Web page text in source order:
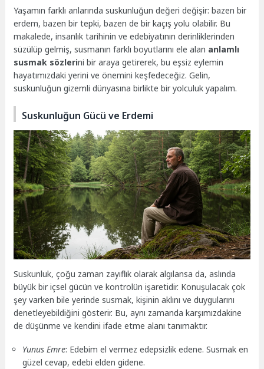
Yaşamın farklı anlarında suskunluğun değeri değişir: bazen bir
erdem, bazen bir tepki, bazen de bir kaçış yolu olabilir. Bu
makalede, insanlık tarihinin ve edebiyatının derinliklerinden
süzülüp gelmiş, susmanın farklı boyutlarını ele alan anlamlı
susmak sözlerini bir araya getirerek, bu eşsiz eylemin
hayatımızdaki yerini ve önemini keşfedeceğiz. Gelin,
suskunluğun gizemli dünyasına birlikte bir yolculuk yapalım.
Suskunluğun Gücü ve Erdemi
Suskunluk, çoğu zaman zayıflık olarak algılansa da, aslında
büyük bir içsel gücün ve kontrolün işaretidir. Konuşulacak çok
şey varken bile yerinde susmak, kişinin aklını ve duygularını
denetleyebildiğini gösterir. Bu, aynı zamanda karşımızdakine
de düşünme ve kendini ifade etme alanı tanımaktır.
Yunus Emre: Edebim el vermez edepsizlik edene. Susmak en
güzel cevap, edebi elden gidene.